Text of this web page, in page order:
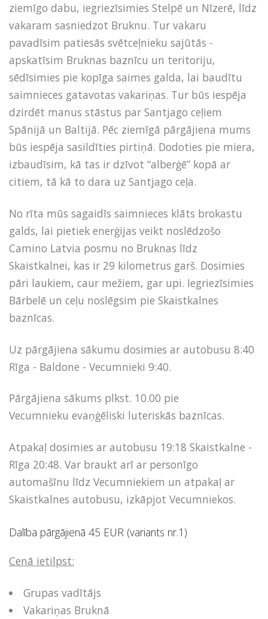
ziemīgo dabu, iegriezīsimies Stelpē un Nīzerē, līdz
vakaram sasniedzot Bruknu. Tur vakaru
pavadīsim patiesās svētceļnieku sajūtās -
apskatīsim Bruknas baznīcu un teritoriju,
sēdīsimies pie kopīga saimes galda, lai baudītu
saimnieces gatavotas vakariņas. Tur būs iespēja
dzirdēt manus stāstus par Santjago ceļiem
Spānijā un Baltijā. Pēc ziemīgā pārgājiena mums
būs iespēja sasildīties pirtiņā. Dodoties pie miera,
izbaudīsim, kā tas ir dzīvot “alberģē” kopā ar
citiem, tā kā to dara uz Santjago ceļa.
No rīta mūs sagaidīs saimnieces klāts brokastu
galds, lai pietiek enerģijas veikt noslēdzošo
Camino Latvia posmu no Bruknas līdz
Skaistkalnei, kas ir 29 kilometrus garš. Dosimies
pāri laukiem, caur mežiem, gar upi. Iegriezīsimies
Bārbelē un ceļu noslēgsim pie Skaistkalnes
baznīcas.
Uz pārgājiena sākumu dosimies ar autobusu 8:40
Rīga - Baldone - Vecumnieki 9:40.
Pārgājiena sākums plkst. 10.00 pie
Vecumnieku evaņģēliski luteriskās baznīcas.
Atpakaļ dosimies ar autobusu 19:18 Skaistkalne -
Rīga 20:48. Var braukt arī ar personīgo
automašīnu līdz Vecumniekiem un atpakaļ ar
Skaistkalnes autobusu, izkāpjot Vecumniekos.
Dalība pārgājienā 45 EUR (variants nr.1)
Cenā ietilpst:
Grupas vadītājs
Vakariņas Bruknā